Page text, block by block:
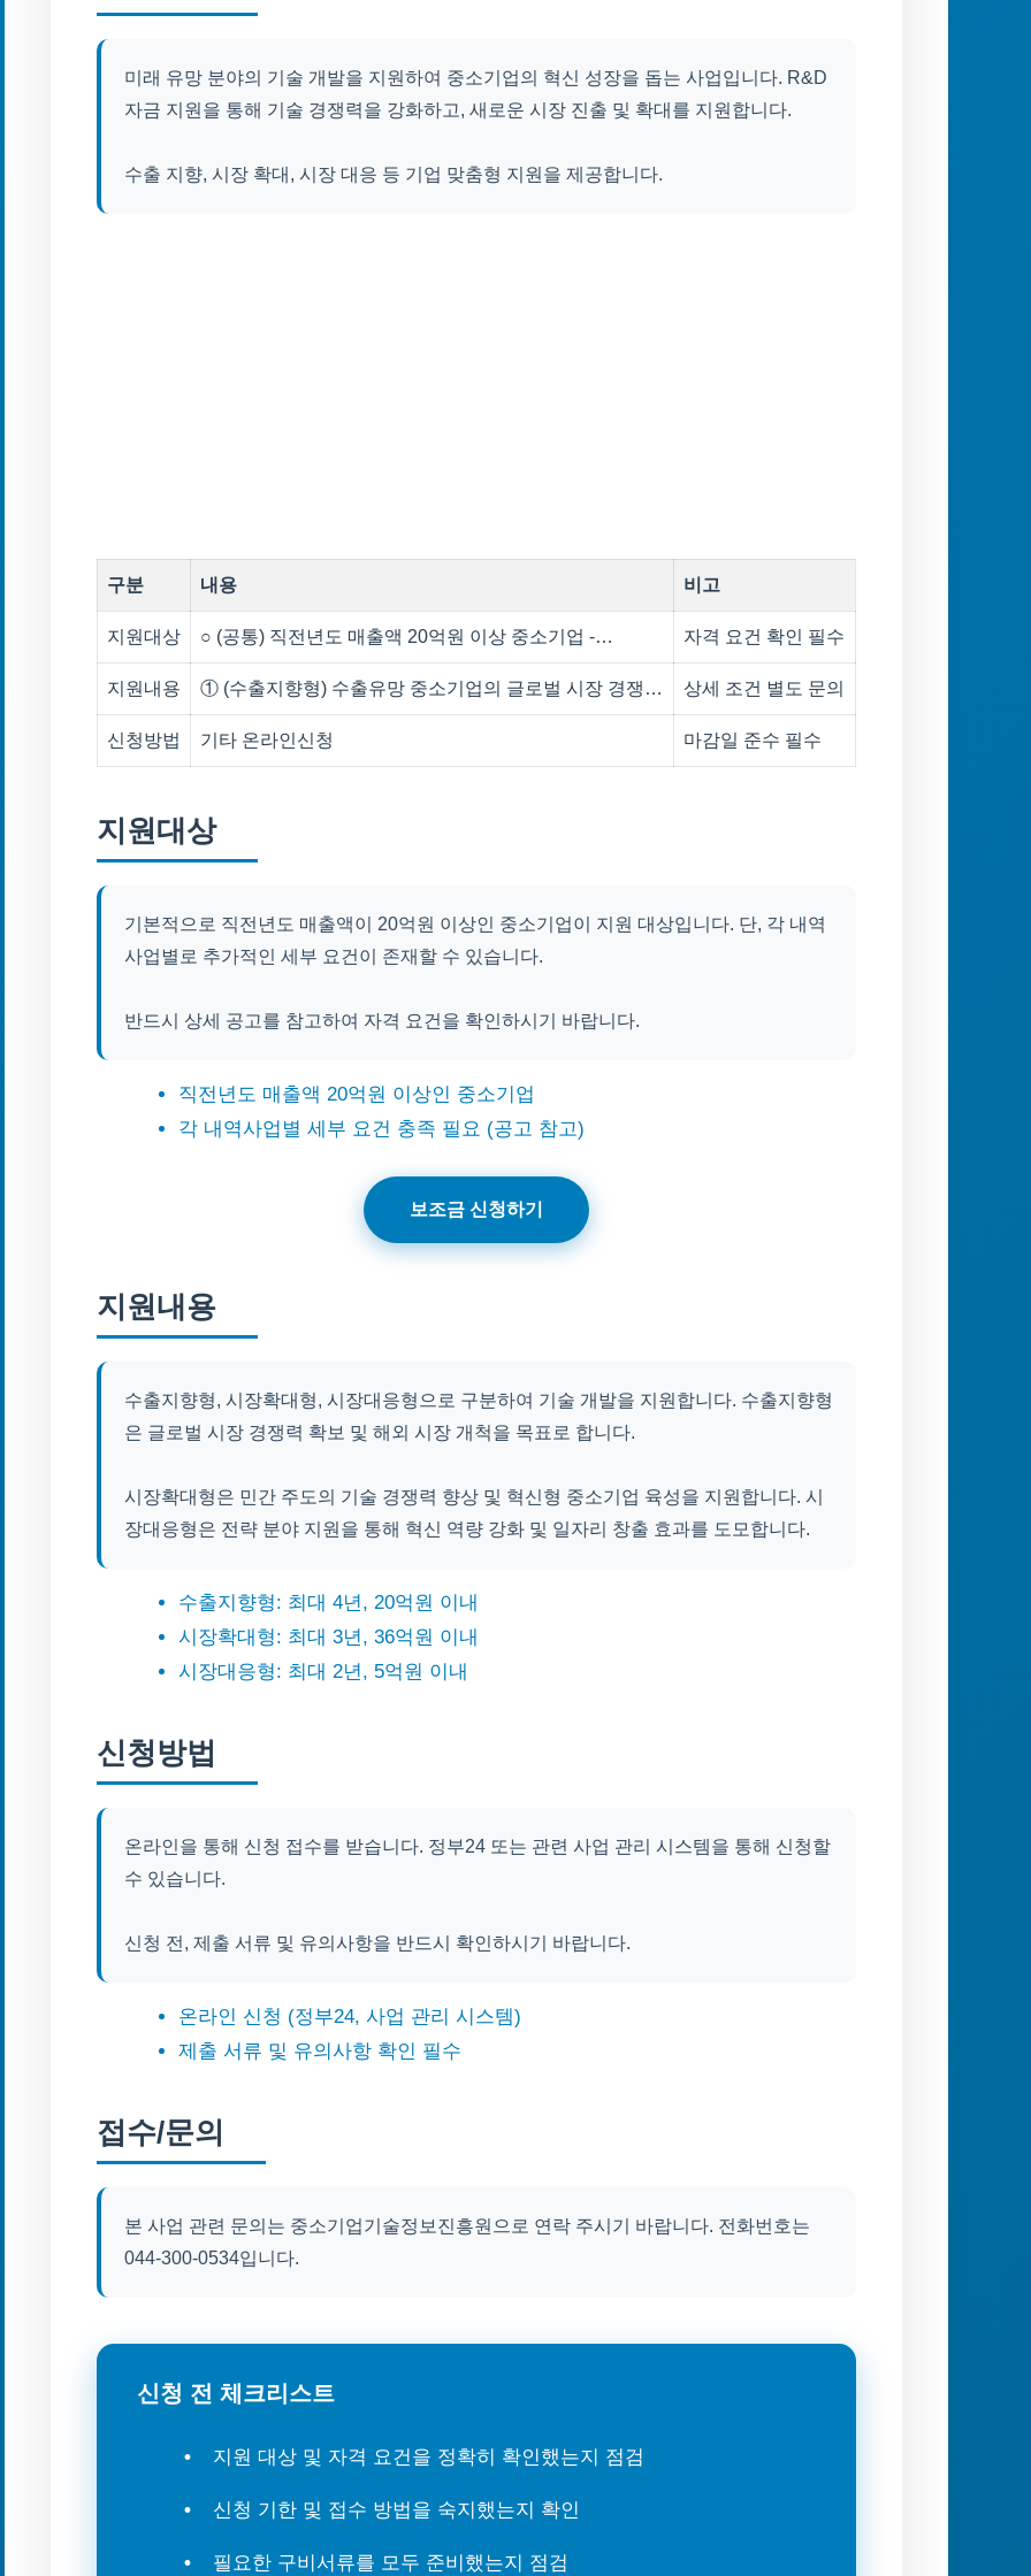
미래 유망 분야의 기술 개발을 지원하여 중소기업의 혁신 성장을 돕는 사업입니다. R&D
자금 지원을 통해 기술 경쟁력을 강화하고, 새로운 시장 진출 및 확대를 지원합니다.
수출 지향, 시장 확대, 시장 대응 등 기업 맞춤형 지원을 제공합니다.
구분 내용 비고
지원대상 ○ (공통) 직전년도 매출액 20억원 이상 중소기업 -… 자격 요건 확인 필수
지원내용 ① (수출지향형) 수출유망 중소기업의 글로벌 시장 경쟁… 상세 조건 별도 문의
신청방법 기타 온라인신청 마감일 준수 필수
지원대상
기본적으로 직전년도 매출액이 20억원 이상인 중소기업이 지원 대상입니다. 단, 각 내역
사업별로 추가적인 세부 요건이 존재할 수 있습니다.
반드시 상세 공고를 참고하여 자격 요건을 확인하시기 바랍니다.
직전년도 매출액 20억원 이상인 중소기업
각 내역사업별 세부 요건 충족 필요 (공고 참고)
보조금 신청하기
지원내용
수출지향형, 시장확대형, 시장대응형으로 구분하여 기술 개발을 지원합니다. 수출지향형
은 글로벌 시장 경쟁력 확보 및 해외 시장 개척을 목표로 합니다.
시장확대형은 민간 주도의 기술 경쟁력 향상 및 혁신형 중소기업 육성을 지원합니다. 시
장대응형은 전략 분야 지원을 통해 혁신 역량 강화 및 일자리 창출 효과를 도모합니다.
수출지향형: 최대 4년, 20억원 이내
시장확대형: 최대 3년, 36억원 이내
시장대응형: 최대 2년, 5억원 이내
신청방법
온라인을 통해 신청 접수를 받습니다. 정부24 또는 관련 사업 관리 시스템을 통해 신청할
수 있습니다.
신청 전, 제출 서류 및 유의사항을 반드시 확인하시기 바랍니다.
온라인 신청 (정부24, 사업 관리 시스템)
제출 서류 및 유의사항 확인 필수
접수/문의
본 사업 관련 문의는 중소기업기술정보진흥원으로 연락 주시기 바랍니다. 전화번호는
044-300-0534입니다.
신청 전 체크리스트
지원 대상 및 자격 요건을 정확히 확인했는지 점검
신청 기한 및 접수 방법을 숙지했는지 확인
필요한 구비서류를 모두 준비했는지 점검